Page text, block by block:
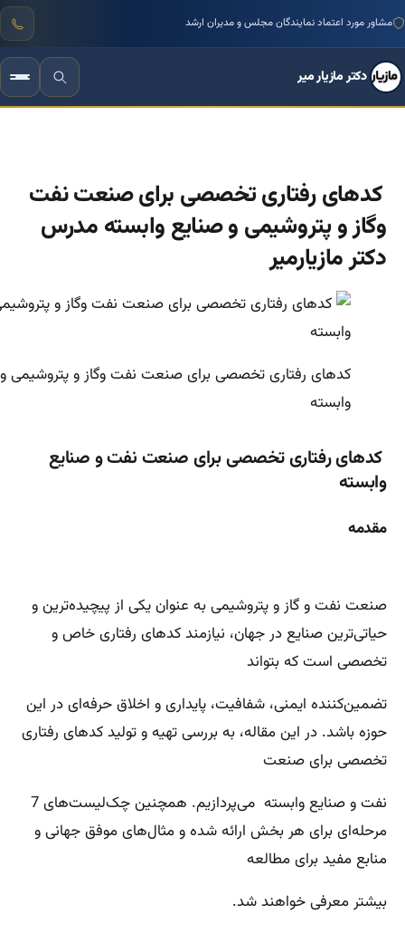
منتور بیش از ۱۰۰۰ کسب‌وکار ایرانی
دکتر مازیار میر
کدهای رفتاری تخصصی برای صنعت نفت
وگاز و پتروشیمی و صنایع وابسته مدرس
دکتر مازیارمیر
کدهای رفتاری تخصصی برای صنعت نفت وگاز و پتروشیمی
وابسته
کدهای رفتاری تخصصی برای صنعت نفت و صنایع
وابسته
مقدمه
صنعت نفت و گاز و پتروشیمی به عنوان یکی از پیچیده‌ترین و
حیاتی‌ترین صنایع در جهان، نیازمند کدهای رفتاری خاص و
تخصصی است که بتواند
تضمین‌کننده ایمنی، شفافیت، پایداری و اخلاق حرفه‌ای در این
حوزه باشد. در این مقاله، به بررسی تهیه و تولید کدهای رفتاری
تخصصی برای صنعت
نفت و صنایع وابسته می‌پردازیم. همچنین چک‌لیست‌های 7
مرحله‌ای برای هر بخش ارائه شده و مثال‌های موفق جهانی و
منابع مفید برای مطالعه
بیشتر معرفی خواهند شد.